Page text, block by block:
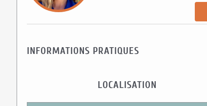
INFORMATIONS PRATIQUES
LOCALISATION